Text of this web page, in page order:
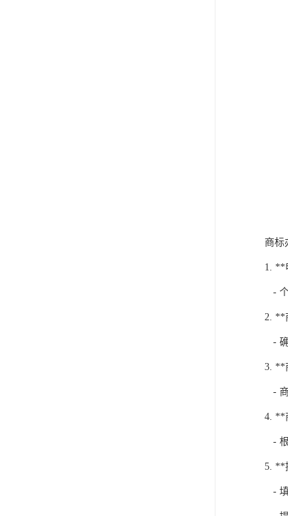
商标
1. **
- 个
2. **
- 确
3. **
- 商
4. **
- 根
5. **
- 填